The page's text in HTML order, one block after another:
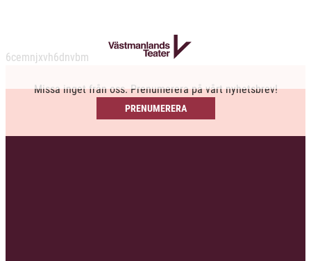
6cemnjxvh6dnvbm
Missa inget från oss. Prenumerera på vårt nyhetsbrev!
PRENUMERERA